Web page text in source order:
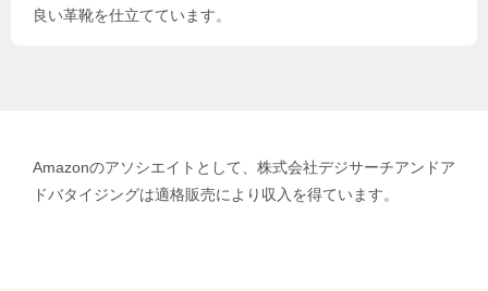
良い革靴を仕立てています。
Amazonのアソシエイトとして、株式会社デジサーチアンドア
ドバタイジングは適格販売により収入を得ています。